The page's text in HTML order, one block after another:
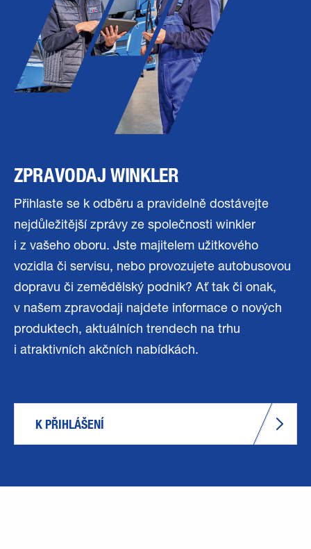
ZPRAVODAJ WINKLER
Přihlaste se k odběru a pravidelně dostávejte
nejdůležitější zprávy ze společnosti winkler
i z vašeho oboru. Jste majitelem užitkového
vozidla či servisu, nebo provozujete autobusovou
dopravu či zemědělský podnik? Ať tak či onak,
v našem zpravodaji najdete informace o nových
produktech, aktuálních trendech na trhu
i atraktivních akčních nabídkách.
K PŘIHLÁŠENÍ